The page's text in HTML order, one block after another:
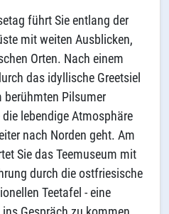
führt Sie entlang der
mit weiten Ausblicken,
Orten. Nach einem
das idyllische Greetsiel
berühmten Pilsumer
lebendige Atmosphäre
nach Norden geht. Am
Sie das Teemuseum mit
durch die ostfriesische
Teetafel - eine